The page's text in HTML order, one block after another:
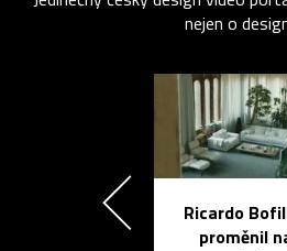
nejen o
Ricardo
proměnil